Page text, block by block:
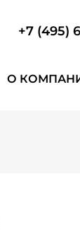
+7 (495)
О